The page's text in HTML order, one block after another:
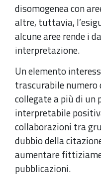
disomogenea con
altre, tuttavia,
alcune aree rende i
interpretazione.
Un elemento
trascurabile numero
collegate a più di un
interpretabile
collaborazioni tra
dubbio della
aumentare
pubblicazioni.